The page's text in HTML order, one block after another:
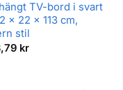
TV-bord i svart
x 22 x 113 cm,
stil
kr